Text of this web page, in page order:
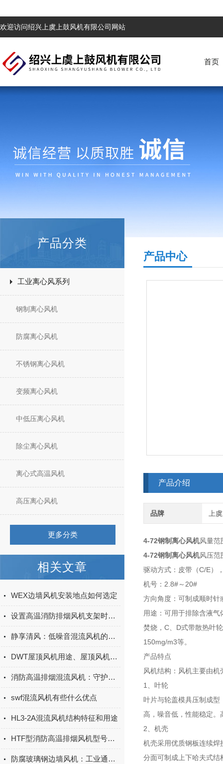
欢迎访问绍兴上虞上鼓风机有限公司网站
首页
产品分类
工业离心风系列
钢制离心风机
防腐离心风机
不锈钢离心风机
变频离心风机
中低压离心风机
除尘离心风机
离心式高温风机
高压离心风机
更多分类
相关文章
WEX边墙风机安装地点如何选定
设置高温消防排烟风机支架时要注意的事项
静享清风：低噪音混流风机的降噪技术与应用新境
DWT屋顶风机用途、屋顶风机安装方法以及屋顶风机选型等知识全面介绍
消防高温排烟混流风机：守护消防安全的“强劲卫士”
swf混流风机有些什么优点
HL3-2A混流风机结构特征和用途
HTF型消防高温排烟风机型号参数表
防腐玻璃钢边墙风机：工业通风的可靠卫士
产品中心
产品介绍
品牌 上
4-72钢制离心风机风量范
4-72钢制离心风机风压范
驱动方式：皮带（C/E）
机号： 2.8# ～ 20#
方向角度：可制成顺时针
用途：可用于排除含液
焚烧， C、 D式带散热叶
150mg/m3等。
产品特点
风机结构：风机主要由
1 、叶轮
叶片与轮盖模具压制成型
高，噪音低，性能稳定
2、机壳
机壳采用优质钢板连续焊
分面可制成上下哈夫式结